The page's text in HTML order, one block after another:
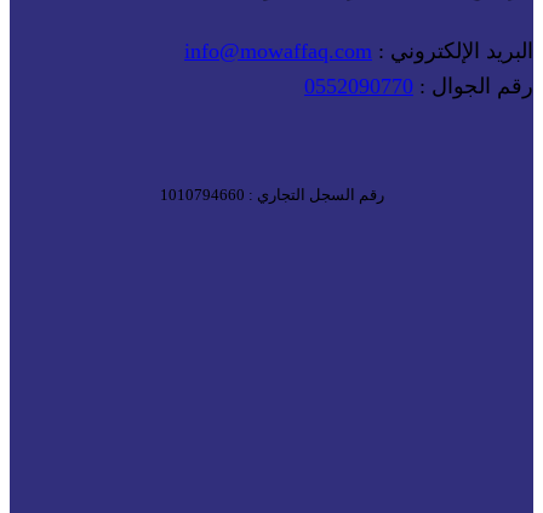
البريد الإلكتروني : info@mowaffaq.com
رقم الجوال : 0552090770
رقم السجل التجاري : 1010794660